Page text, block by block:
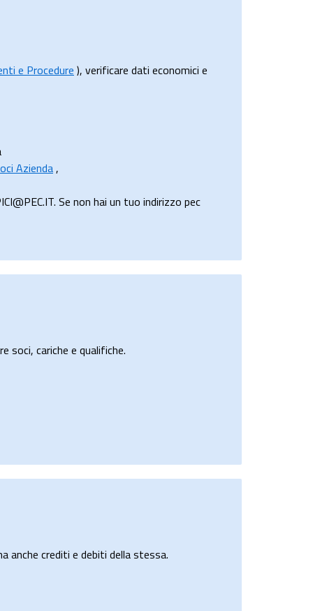
e Procedure ), verificare dati economici e
Azienda,
Se non hai un tuo indirizzo pec
soci, cariche e qualifiche.
anche crediti e debiti della stessa.